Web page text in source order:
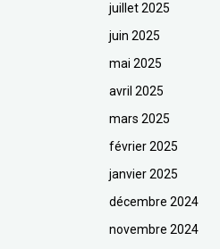
juillet 2025
juin 2025
mai 2025
avril 2025
mars 2025
février 2025
janvier 2025
décembre 2024
novembre 2024